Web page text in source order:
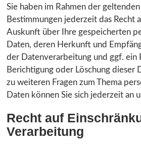
Sie haben im Rahmen der
Bestimmungen jederzeit das Recht
Auskunft über Ihre gespeicherten
Daten, deren Herkunft und
der Datenverarbeitung und ggf. ein
Berichtigung oder Löschung dieser
zu weiteren Fragen zum Thema
Daten können Sie sich jederzeit an
Recht auf
Verarbeitung